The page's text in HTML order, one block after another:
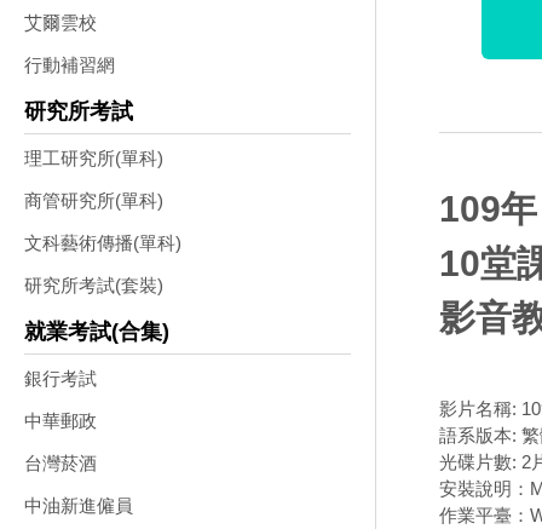
艾爾雲校
行動補習網
研究所考試
理工研究所(單科)
商管研究所(單科)
文科藝術傳播(單科)
研究所考試(套裝)
就業考試(合集)
銀行考試
中華郵政
台灣菸酒
中油新進僱員
109
10堂
影音
影片名稱:
語系版本:
光碟片數: 2
安裝說明：
作業平臺：